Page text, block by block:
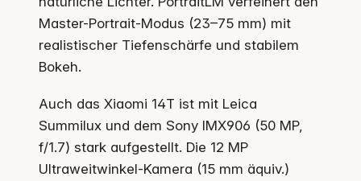
Master-Portrait-Modus (23–75 mm) mit
realistischer Tiefenschärfe und stabilem
Bokeh.
Auch das Xiaomi 14T ist mit Leica
Summilux und dem Sony IMX906 (50 MP,
f/1.7) stark aufgestellt. Die 12 MP
Ultraweitwinkel-Kamera (15 mm äquiv.)